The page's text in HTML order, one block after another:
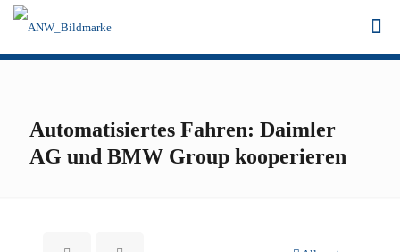
Automatisiertes Fahren: Daimler
AG und BMW Group kooperieren